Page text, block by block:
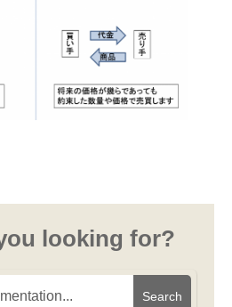
looking for?
Search